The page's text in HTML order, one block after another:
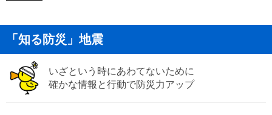
「知る防災」地震
いざという時にあわてないために
確かな情報と行動で防災力アップ